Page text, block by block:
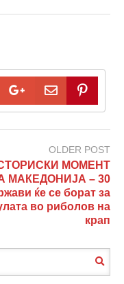
OLDER POST
МОМЕНТ
МАКЕДОНИЈА – 30
ќе се борат за
во риболов на
крап